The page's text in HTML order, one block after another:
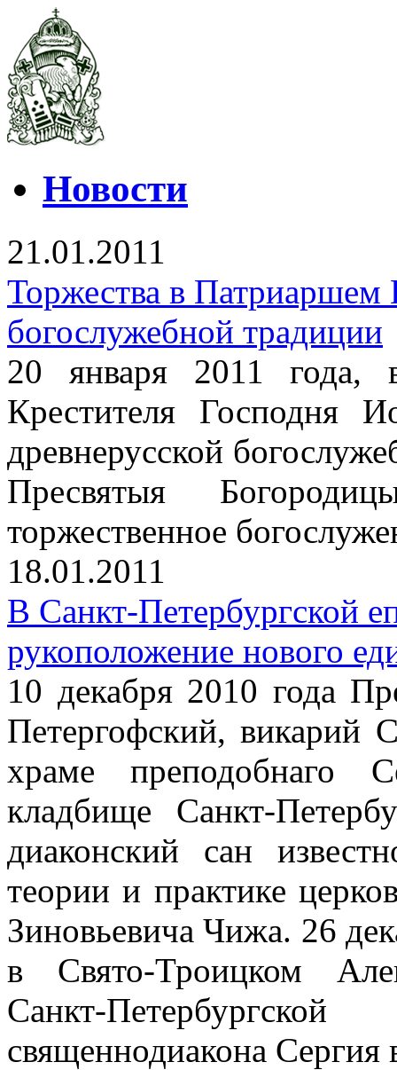
Новости
21.01.2011
Торжества в Патриаршем
богослужебной традиции
20 января 2011 года,
Крестителя Господня
древнерусской
Пресвятыя
торжественное
18.01.2011
В Санкт-Петербургской
рукоположение нового
10 декабря 2010 года
Петергофский, викарий
храме преподобнаго
кладбище Санкт-
диаконский сан
теории и практике
Зиновьевича Чижа. 26
в Свято-Троицком
Санкт-
священнодиакона Сергия